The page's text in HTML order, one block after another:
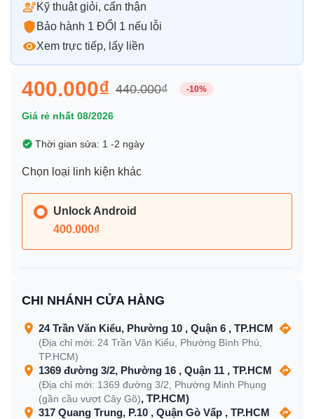
Kỹ thuật giỏi, cẩn thận
Bảo hành 1 ĐỔI 1 nếu lỗi
Xem trực tiếp, lấy liền
400.000₫ 440.000₫ -10%
Giá rẻ nhất 08/2026
Thời gian sửa: 1 -2 ngày
Chọn loại linh kiện khác
Unlock Android
400.000₫
CHI NHÁNH CỬA HÀNG
24 Trần Văn Kiểu, Phường 10 , Quận 6 , TP.HCM
(Địa chỉ mới: 24 Trần Văn Kiểu, Phường Bình Phú,
TP.HCM)
1369 đường 3/2, Phường 16 , Quận 11 , TP.HCM
(Địa chỉ mới: 1369 đường 3/2, Phường Minh Phụng
(gần cầu vượt Cây Gõ), TP.HCM)
317 Quang Trung, P.10 , Quận Gò Vấp , TP.HCM